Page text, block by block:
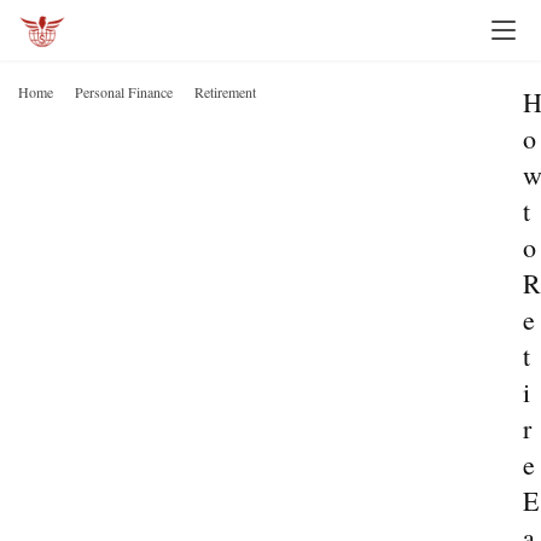
Home Personal Finance Retirement
H
o
w
t
o
R
e
t
i
r
e
E